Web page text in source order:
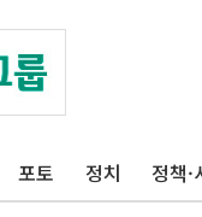
포토 정치 정책·